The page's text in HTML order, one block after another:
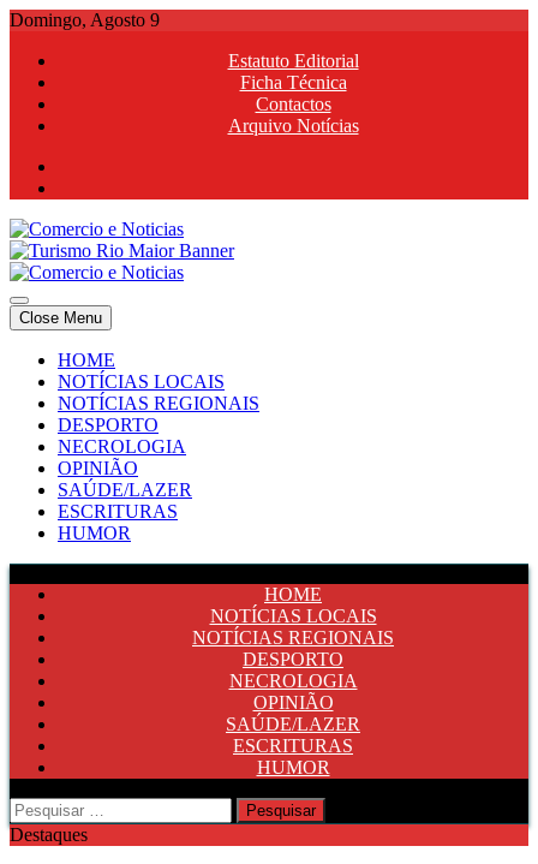
Skip
content
Domingo, Agosto 9
Estatuto Editorial
Ficha Técnica
Contactos
Arquivo Notícias
Comercio e Noticias
Notícias e Publicidade Online
Comercio e Noticias
Notícias e Publicidade Online
Close Menu
HOME
NOTÍCIAS LOCAIS
NOTÍCIAS REGIONAIS
DESPORTO
NECROLOGIA
OPINIÃO
SAÚDE/LAZER
ESCRITURAS
HUMOR
HOME
NOTÍCIAS LOCAIS
NOTÍCIAS REGIONAIS
DESPORTO
NECROLOGIA
OPINIÃO
SAÚDE/LAZER
ESCRITURAS
HUMOR
Pesquisar
por:
Destaques